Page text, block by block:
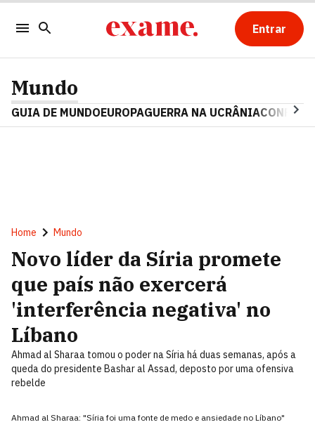
Entrar
Mundo
GUIA DE MUNDOEUROPAGUERRA NA UCRÂNIA
Home Mundo
Novo líder da Síria promete
que país não exercerá
'interferência negativa' no
Líbano
Ahmad al Sharaa tomou o poder na Síria há duas semanas, após a
queda do presidente Bashar al Assad, deposto por uma ofensiva
rebelde
Ahmad al Sharaa: "Síria foi uma fonte de medo e ansiedade no Líbano"